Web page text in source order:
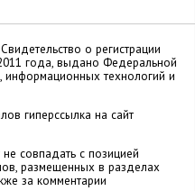
о регистрации
года, выдано Федеральной
технологий и
гиперссылка на сайт
совпадать с позицией
размещенных в разделах
за комментарии